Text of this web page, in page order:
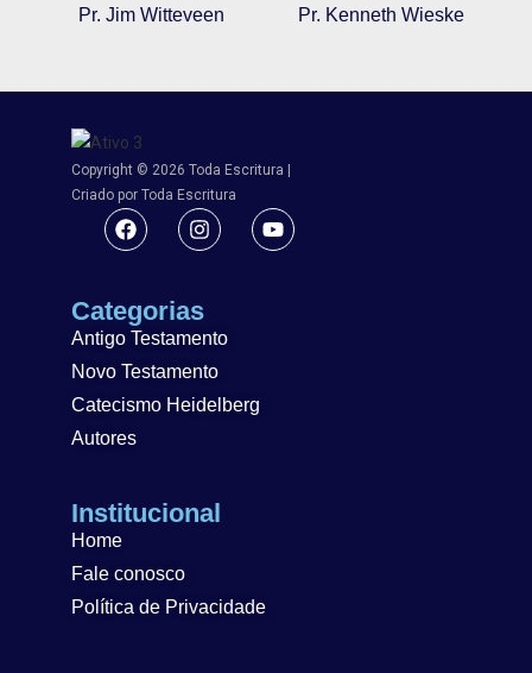
Pr. Jim Witteveen Pr. Kenneth Wieske
Copyright © 2026 Toda Escritura |
Criado por Toda Escritura
Categorias
Antigo Testamento
Novo Testamento
Catecismo Heidelberg
Autores
Institucional
Home
Fale conosco
Política de Privacidade